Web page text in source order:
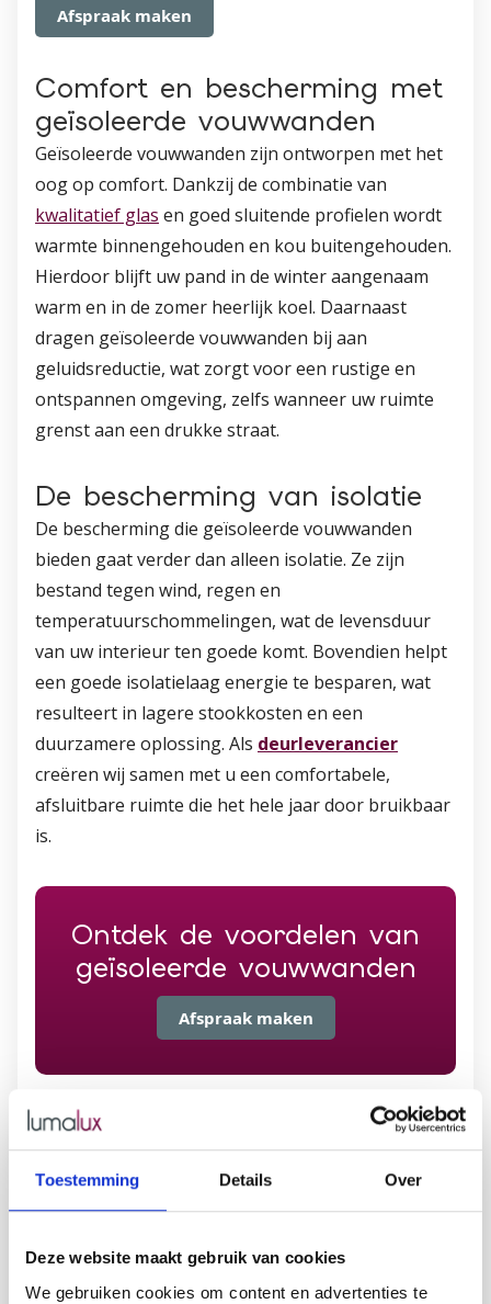
Toestemming Details Over
Deze website maakt gebruik van cookies
We gebruiken cookies om content en advertenties te
Afspraak maken
Comfort en bescherming met
geïsoleerde vouwwanden
Geïsoleerde vouwwanden zijn ontworpen met het
oog op comfort. Dankzij de combinatie van
kwalitatief glas en goed sluitende profielen wordt
warmte binnengehouden en kou buitengehouden.
Hierdoor blijft uw pand in de winter aangenaam
warm en in de zomer heerlijk koel. Daarnaast
dragen geïsoleerde vouwwanden bij aan
geluidsreductie, wat zorgt voor een rustige en
ontspannen omgeving, zelfs wanneer uw ruimte
grenst aan een drukke straat.
De bescherming van isolatie
De bescherming die geïsoleerde vouwwanden
bieden gaat verder dan alleen isolatie. Ze zijn
bestand tegen wind, regen en
temperatuurschommelingen, wat de levensduur
van uw interieur ten goede komt. Bovendien helpt
een goede isolatielaag energie te besparen, wat
resulteert in lagere stookkosten en een
duurzamere oplossing. Als deurleverancier
creëren wij samen met u een comfortabele,
afsluitbare ruimte die het hele jaar door bruikbaar
is.
Ontdek de voordelen van
geïsoleerde vouwwanden
Afspraak maken
De kosten van een vouwwand
De kosten van een geïsoleerde vouwwand zijn
afhankelijk van verschillende factoren, zoals de
afmetingen, het materiaal van het profiel en de
gewenste afwerking. Gemiddeld kunt u rekenen op
een investering vanaf € 4.500, -. Deze investering